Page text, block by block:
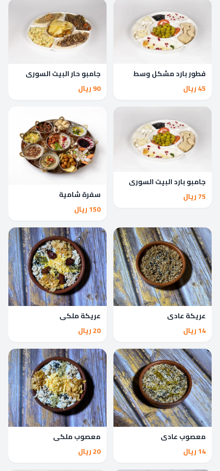
فطور بارد مشكل وسط
45 ريال
جامبو حار البيت السوري
90 ريال
جامبو بارد البيت السوري
75 ريال
سفرة شامية
150 ريال
عريكة عادي
14 ريال
عريكة ملكي
20 ريال
معصوب عادي
14 ريال
معصوب ملكي
20 ريال